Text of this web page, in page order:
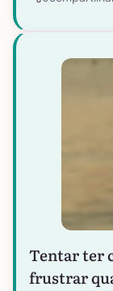
Tentar ter
frustrar